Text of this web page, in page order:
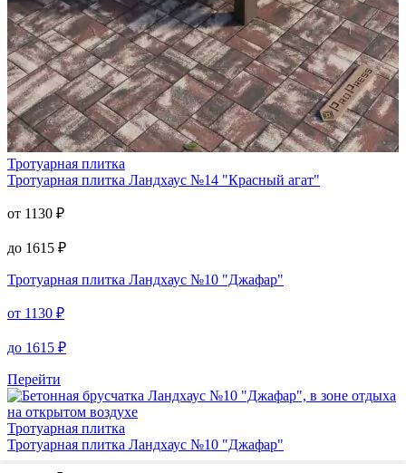
Тротуарная плитка
Тротуарная плитка Ландхаус №14 "Красный агат"
от 1130 ₽
до 1615 ₽
Тротуарная плитка Ландхаус №10 "Джафар"
от 1130 ₽
до 1615 ₽
Перейти
Тротуарная плитка
Тротуарная плитка Ландхаус №10 "Джафар"